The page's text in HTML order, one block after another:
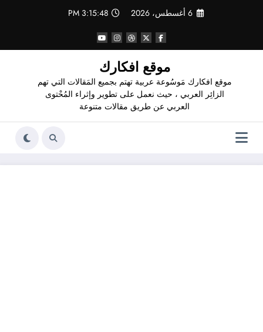
6 أغسطس، 2026 3:15:49 PM
موقع افكارك
موقع افكارك مَوسُوعة عربية تهتم بجميع المَقالات التي تهم
الزائِر العربي ، حيث نعمل على تطوير وإثراء المُحْتوى
العربي عن طريق مقالات متنوعة